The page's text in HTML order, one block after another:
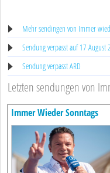
Mehr sendingen von Immer
Sendung verpasst auf 17 August
Sendung verpasst ARD
Letzten sendungen von
Immer Wieder Sonntags